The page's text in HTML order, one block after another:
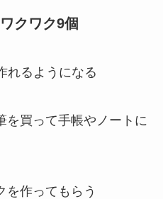
クワク9個
れるようになる
を買って手帳やノートに
を作ってもらう